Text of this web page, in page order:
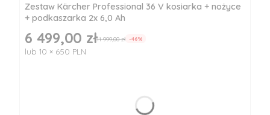
Zestaw Kärcher Professional 36 V kosiarka + nożyce
+ podkaszarka 2x 6,0 Ah
Cena promocyjna
6 499,00 zł11 999,00 zł -46%
lub 10 × 650 PLN